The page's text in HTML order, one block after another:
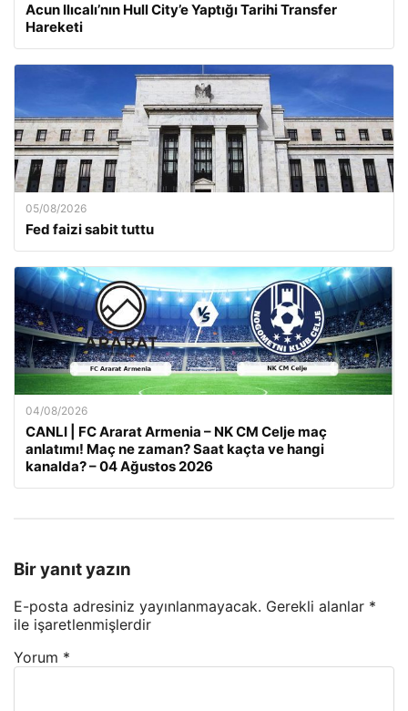
Acun Ilıcalı’nın Hull City’e Yaptığı Tarihi Transfer
Hareketi
05/08/2026
Fed faizi sabit tuttu
04/08/2026
CANLI | FC Ararat Armenia – NK CM Celje maç
anlatımı! Maç ne zaman? Saat kaçta ve hangi
kanalda? – 04 Ağustos 2026
Bir yanıt yazın
E-posta adresiniz yayınlanmayacak. Gerekli alanlar *
ile işaretlenmişlerdir
Yorum *